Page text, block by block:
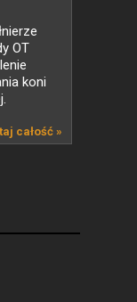
OT
koni
całość »